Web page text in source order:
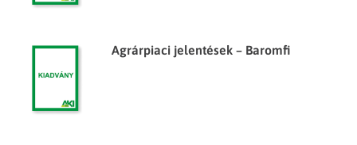
Agrárpiaci jelentések – Baromfi